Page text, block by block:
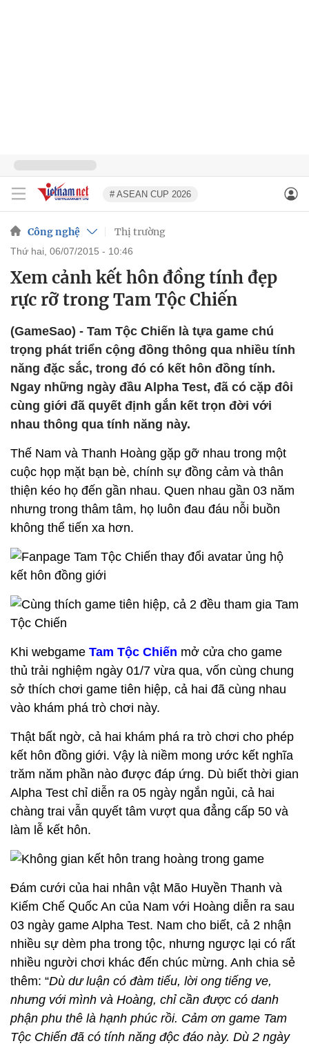
# ASEAN CUP 2026
Công nghệ Thị trường
thứ hai, 06/07/2015 - 10:46
Xem cảnh kết hôn đồng tính đẹp
rực rỡ trong Tam Tộc Chiến
(GameSao) - Tam Tộc Chiến là tựa game chú
trọng phát triển cộng đồng thông qua nhiều tính
năng đặc sắc, trong đó có kết hôn đồng tính.
Ngay những ngày đầu Alpha Test, đã có cặp đôi
cùng giới đã quyết định gắn kết trọn đời với
nhau thông qua tính năng này.
Thế Nam và Thanh Hoàng gặp gỡ nhau trong một
cuộc họp mặt bạn bè, chính sự đồng cảm và thân
thiện kéo họ đến gần nhau. Quen nhau gần 03 năm
nhưng trong thâm tâm, họ luôn đau đáu nỗi buồn
không thể tiến xa hơn.
Khi webgame Tam Tộc Chiến mở cửa cho game
thủ trải nghiệm ngày 01/7 vừa qua, vốn cùng chung
sở thích chơi game tiên hiệp, cả hai đã cùng nhau
vào khám phá trò chơi này.
Thật bất ngờ, cả hai khám phá ra trò chơi cho phép
kết hôn đồng giới. Vậy là niềm mong ước kết nghĩa
trăm năm phần nào được đáp ứng. Dù biết thời gian
Alpha Test chỉ diễn ra 05 ngày ngắn ngủi, cả hai
chàng trai vẫn quyết tâm vượt qua đẳng cấp 50 và
làm lễ kết hôn.
Đám cưới của hai nhân vật Mão Huyền Thanh và
Kiếm Chế Quốc An của Nam với Hoàng diễn ra sau
03 ngày game Alpha Test. Nam cho biết, cả 2 nhận
nhiều sự dèm pha trong tộc, nhưng ngược lại có rất
nhiều người chơi khác đến chúc mừng. Anh chia sẻ
thêm: “Dù dư luận có đàm tiếu, lời ong tiếng ve,
nhưng với mình và Hoàng, chỉ cần được có danh
phận phu thê là hạnh phúc rồi. Cảm ơn game Tam
Tộc Chiến đã có tính năng độc đáo này. Dù 2 ngày